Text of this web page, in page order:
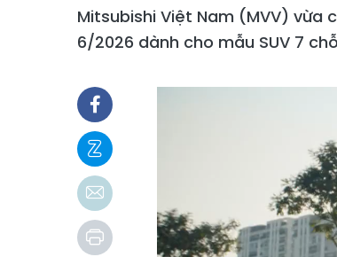
Mitsubishi Việt Nam (MVV)
6/2026 dành cho mẫu SUV 7